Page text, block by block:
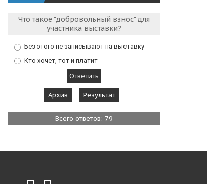
Что такое "добровольный взнос" для
участника выставки?
Без этого не записывают на выставку
Кто хочет, тот и платит
Архив Результат
Всего ответов: 79